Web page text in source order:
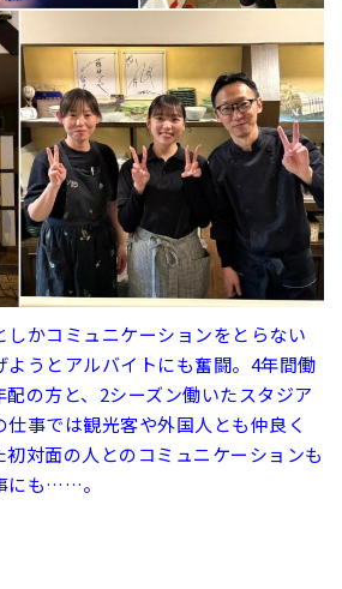
かコミュニケーションをとらない
ようとアルバイトにも奮闘。4年間働
の方と、2シーズン働いたスタジア
事では観光客や外国人とも仲良く
対面の人とのコミュニケーションも
にも……。